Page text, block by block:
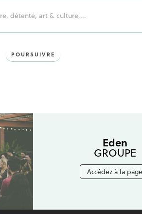
POURSUIVRE
Eden
GROUPE
Accédez à la page